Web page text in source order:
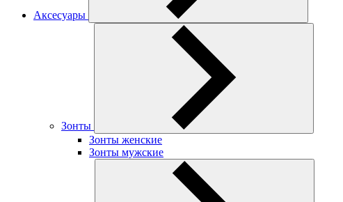
Аксесуары
Зонты
Зонты женские
Зонты мужские